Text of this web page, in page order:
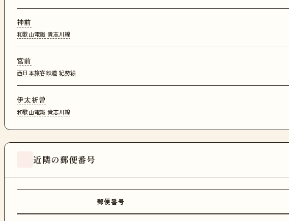
神前
和歌山電鐵 貴志川線
宮前
西日本旅客鉄道 紀勢線
伊太祈曽
和歌山電鐵 貴志川線
近隣の郵便番号
郵便番号